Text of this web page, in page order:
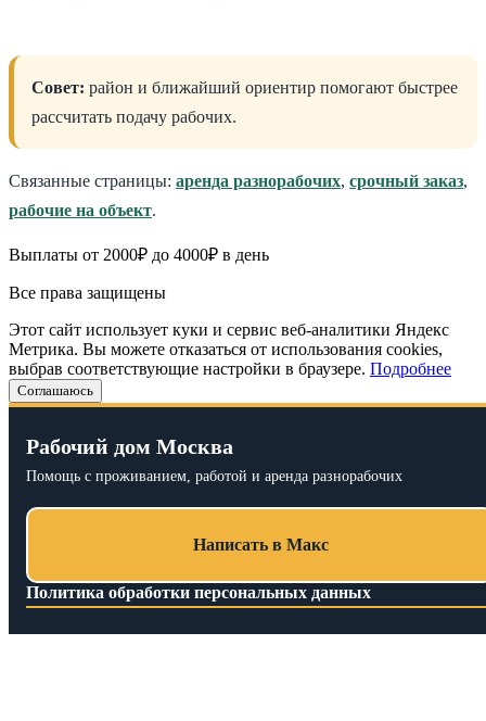
Совет: район и ближайший ориентир помогают быстрее
рассчитать подачу рабочих.
Связанные страницы: аренда разнорабочих, срочный заказ,
рабочие на объект.
Выплаты от 2000₽ до 4000₽ в день
Все права защищены
Этот сайт использует куки и сервис веб-аналитики Яндекс
Метрика. Вы можете отказаться от использования cookies,
выбрав соответствующие настройки в браузере. Подробнее
Соглашаюсь
Рабочий дом Москва
Помощь с проживанием, работой и аренда разнорабочих
Написать в Макс
Политика обработки персональных данных